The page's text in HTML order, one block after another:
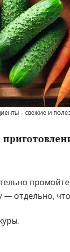
– свежие и
промойте.
— отдельно,